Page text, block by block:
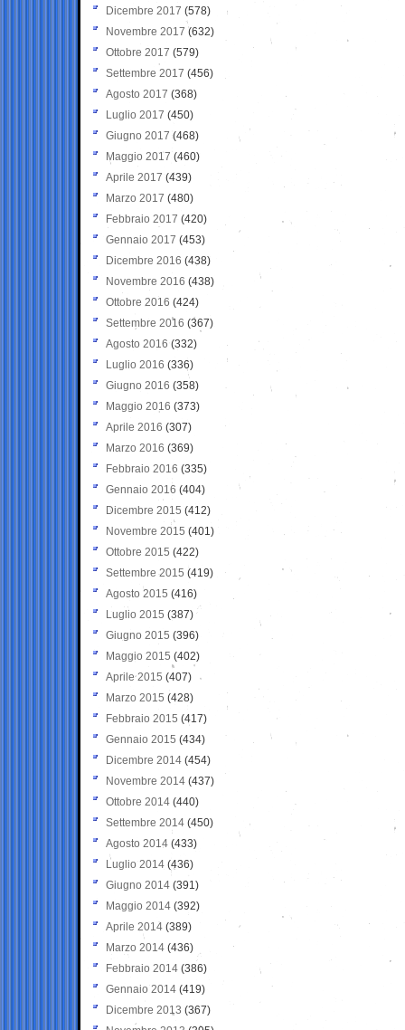
Dicembre 2017 (578)
Novembre 2017 (632)
Ottobre 2017 (579)
Settembre 2017 (456)
Agosto 2017 (368)
Luglio 2017 (450)
Giugno 2017 (468)
Maggio 2017 (460)
Aprile 2017 (439)
Marzo 2017 (480)
Febbraio 2017 (420)
Gennaio 2017 (453)
Dicembre 2016 (438)
Novembre 2016 (438)
Ottobre 2016 (424)
Settembre 2016 (367)
Agosto 2016 (332)
Luglio 2016 (336)
Giugno 2016 (358)
Maggio 2016 (373)
Aprile 2016 (307)
Marzo 2016 (369)
Febbraio 2016 (335)
Gennaio 2016 (404)
Dicembre 2015 (412)
Novembre 2015 (401)
Ottobre 2015 (422)
Settembre 2015 (419)
Agosto 2015 (416)
Luglio 2015 (387)
Giugno 2015 (396)
Maggio 2015 (402)
Aprile 2015 (407)
Marzo 2015 (428)
Febbraio 2015 (417)
Gennaio 2015 (434)
Dicembre 2014 (454)
Novembre 2014 (437)
Ottobre 2014 (440)
Settembre 2014 (450)
Agosto 2014 (433)
Luglio 2014 (436)
Giugno 2014 (391)
Maggio 2014 (392)
Aprile 2014 (389)
Marzo 2014 (436)
Febbraio 2014 (386)
Gennaio 2014 (419)
Dicembre 2013 (367)